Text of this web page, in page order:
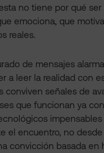
no tiene por qué ser
emociona, que
reales.
de mensajes
a leer la realidad con
conviven señales de
que funcionan ya con
el encuentro, no
convicción basada en